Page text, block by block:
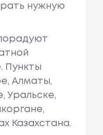
нужную
Пункты
Алматы,
Уральске,
Казахстана.